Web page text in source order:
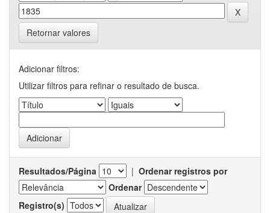
Retornar valores
Adicionar filtros:
Utilizar filtros para refinar o resultado de busca.
Resultados/Página | Ordenar registros por
Ordenar
Registro(s)